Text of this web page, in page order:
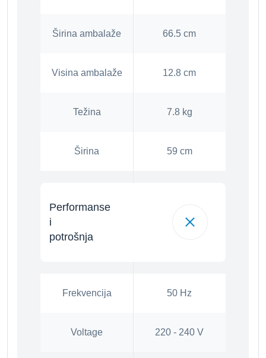
Širina ambalaže 66.5 cm
Visina ambalaže 12.8 cm
Težina 7.8 kg
Širina 59 cm
Performanse
i
potrošnja
Frekvencija 50 Hz
Voltage 220 - 240 V